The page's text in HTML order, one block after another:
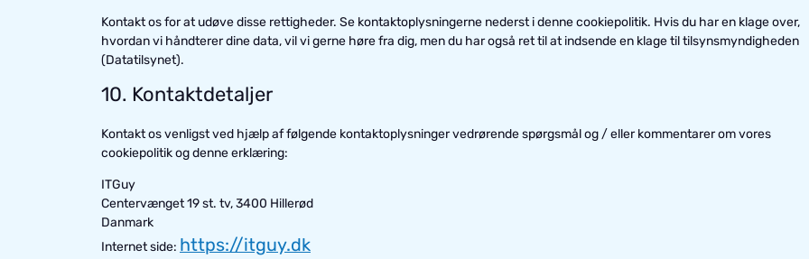
Kontakt os for at udøve disse rettigheder. Se kontaktoplysningerne nederst i denne cookiepolitik. Hvis du har en klage over,
hvordan vi håndterer dine data, vil vi gerne høre fra dig, men du har også ret til at indsende en klage til tilsynsmyndigheden
(Datatilsynet).
10. Kontaktdetaljer
Kontakt os venligst ved hjælp af følgende kontaktoplysninger vedrørende spørgsmål og / eller kommentarer om vores
cookiepolitik og denne erklæring:
ITGuy
Centervænget 19 st. tv, 3400 Hillerød
Danmark
Internet side: https://itguy.dk